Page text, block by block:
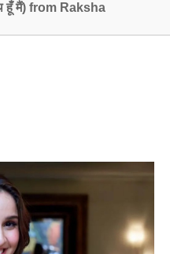
हूँ मैं) from Raksha